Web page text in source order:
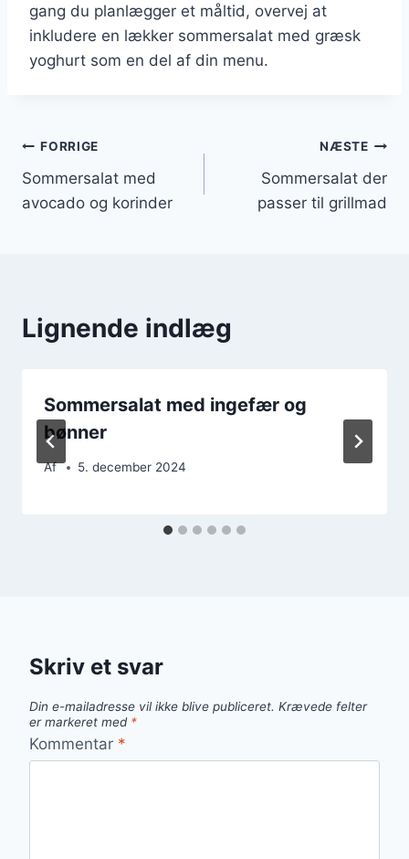
gang du planlægger et måltid, overvej at
inkludere en lækker sommersalat med græsk
yoghurt som en del af din menu.
Indlægsnavigation
FORRIGE
Sommersalat med
avocado og korinder
NÆSTE
Sommersalat der
passer til grillmad
Lignende indlæg
Sommersalat med ingefær og
bønner
Af 5. december 2024
Skriv et svar
Din e-mailadresse vil ikke blive publiceret. Krævede felter
er markeret med *
Kommentar *